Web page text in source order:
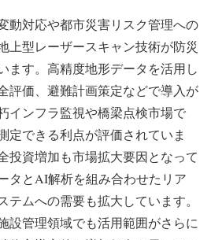
動対応や都市災害リスク管理への
上型レーザースキャン技術が防災
ます。高精度地形データを活用し
評価、避難計画策定などで導入が
インフラ監視や橋梁点検市場で
定できる利点が評価されていま
投資増加も市場拡大要因となって
タとAI解析を組み合わせたリア
テムへの需要も拡大しています。
設管理領域でも活用範囲がさらに